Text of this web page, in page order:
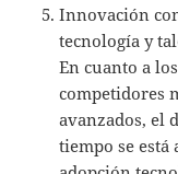
Innovación
tecnología y
En cuanto a
competidores
avanzados, el
tiempo se está